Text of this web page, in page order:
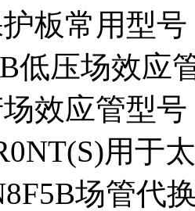
板常用型号
低压场效应
效应管型
用于
场管代